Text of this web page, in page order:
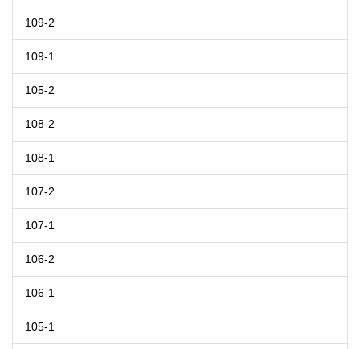
109-2
109-1
105-2
108-2
108-1
107-2
107-1
106-2
106-1
105-1